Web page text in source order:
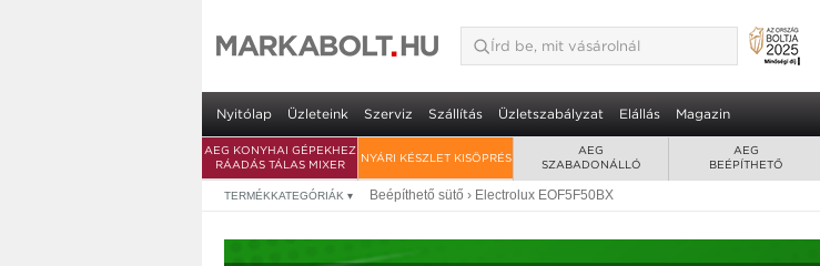
Nyitólap Üzleteink Szerviz Szállítás Üzletszabályzat Elállás Magazin
AEG KONYHAI GÉPEKHEZ
RÁADÁS TÁLAS MIXER
NYÁRI KÉSZLET KISÖPRÉS
AEG
SZABADONÁLLÓ
AEG
BEÉPÍTHETŐ
TERMÉKKATEGÓRIÁK ▾ Beépíthető sütő › Electrolux EOF5F50BX
ingyenes szállítással
• multifunkciós beépíthető sütő • 65 literes sütőtér • ujjlenyomatmentes felület